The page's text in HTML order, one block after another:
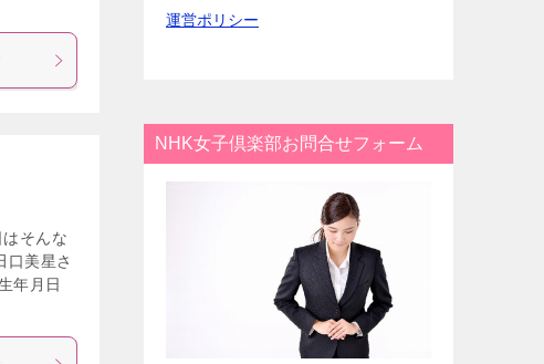
そんな
口美星さ
年月日
運営ポリシー
NHK女子倶楽部お問合せフォーム